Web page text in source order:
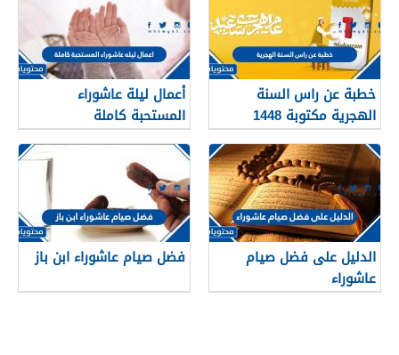
خطبة عن راس السنة
الهجرية مكتوبة 1448
أعمال ليلة عاشوراء
المستحبة كاملة
الدليل على فضل صيام
عاشوراء
فضل صيام عاشوراء ابن باز